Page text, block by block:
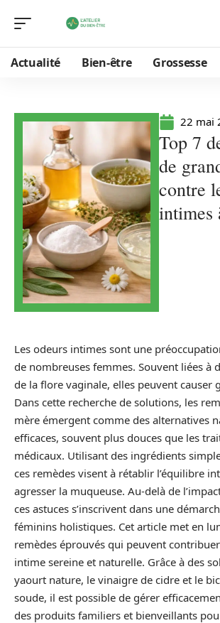
Actualité Bien-être Grossesse
22 mai
Top 7
de
contre
intimes
Les odeurs intimes sont une
de nombreuses femmes. Souvent liées à
de la flore vaginale, elles peuvent causer
Dans cette recherche de solutions, les
mère émergent comme des alternatives
efficaces, souvent plus douces que les
médicaux. Utilisant des ingrédients
ces remèdes visent à rétablir l’équilibre
agresser la muqueuse. Au-delà de
ces astuces s’inscrivent dans une
féminins holistiques. Cet article met en
remèdes éprouvés qui peuvent
intime sereine et naturelle. Grâce à des
yaourt nature, le vinaigre de cidre et le
soude, il est possible de gérer
des produits familiers et bienveillants